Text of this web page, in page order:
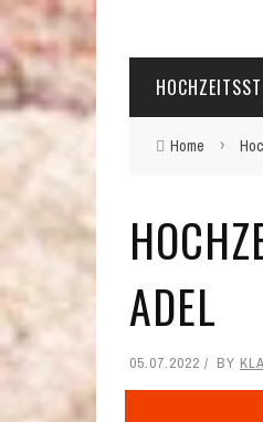
Home ›
ADEL
05.07.2022 BY